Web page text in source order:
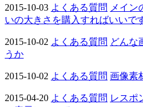
2015-10-03 よくある質問 メイン
いの大きさを購入すればいいで
2015-10-02 よくある質問 どんな
うか
2015-10-02 よくある質問 画像素
2015-04-20 よくある質問 レスポ